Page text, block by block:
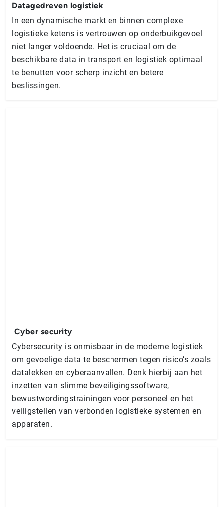
Datagedreven logistiek
In een dynamische markt en binnen complexe
logistieke ketens is vertrouwen op onderbuikgevoel
niet langer voldoende. Het is cruciaal om de
beschikbare data in transport en logistiek optimaal
te benutten voor scherp inzicht en betere
beslissingen.
Cyber security
Cybersecurity is onmisbaar in de moderne logistiek
om gevoelige data te beschermen tegen risico’s zoals
datalekken en cyberaanvallen. Denk hierbij aan het
inzetten van slimme beveiligingssoftware,
bewustwordingstrainingen voor personeel en het
veiligstellen van verbonden logistieke systemen en
apparaten.